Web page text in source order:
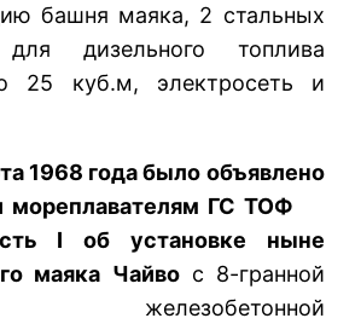
башня маяка, 2 стальных
для дизельного топлива
25 куб.м, электросеть и
1968 года было объявлено
мореплавателям ГС ТОФ
I об установке ныне
маяка Чайвос 8-гранной
железобетонной